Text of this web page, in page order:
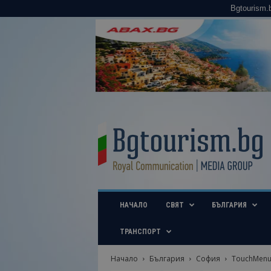
u
i
b
НАЧАЛО СВЯТ БЪЛГАРИЯ
ТРАНСПОРТ
Начало България София